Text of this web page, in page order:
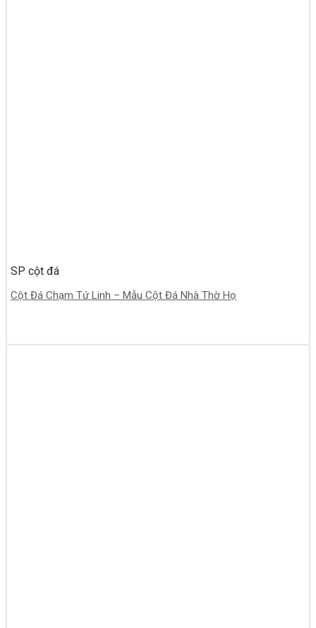
SP cột đá
Cột Đá Chạm Tứ Linh – Mẫu Cột Đá Nhà Thờ Họ